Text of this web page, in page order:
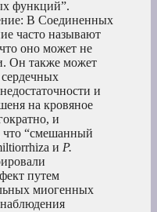
функций”.
В Соединенных
часто называют
оно может не
Он также может
и
на кровяное
и
что “смешанный
и P.
путем
миогенных